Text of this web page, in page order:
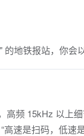
地铁报站，你会
频 15kHz 以上细
速是扫码，低速